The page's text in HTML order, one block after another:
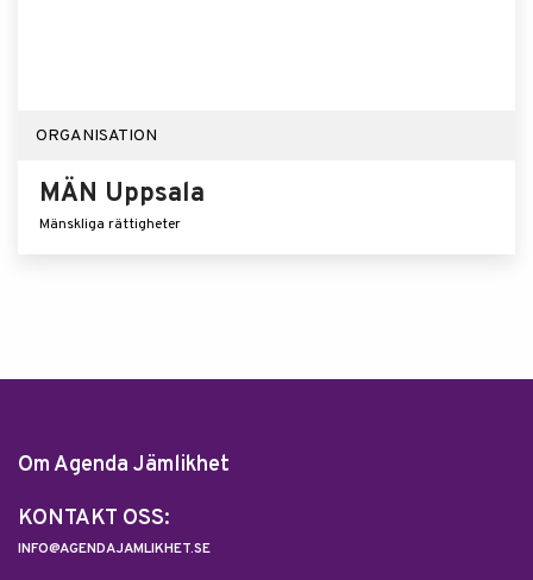
ORGANISATION
MÄN Uppsala
Mänskliga rättigheter
Om Agenda Jämlikhet
KONTAKT OSS:
INFO@AGENDAJAMLIKHET.SE